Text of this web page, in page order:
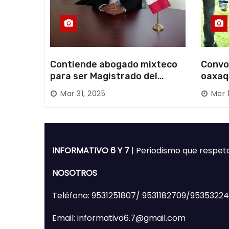
Contiende abogado mixteco
para ser Magistrado del
Poder Judicial; es originario
de Huajuapan de León
Mar 31, 2025 Mar
INFORMATIVO 6 Y 7 | Periodismo que
NOSOTROS
Teléfono: 9531251807/ 9531182709/
Email: informativo6.7@gmail.com